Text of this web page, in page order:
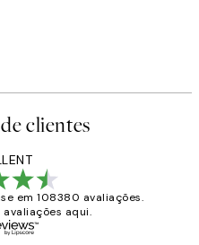
clientes
em 108380 avaliações.
avaliações aqui.